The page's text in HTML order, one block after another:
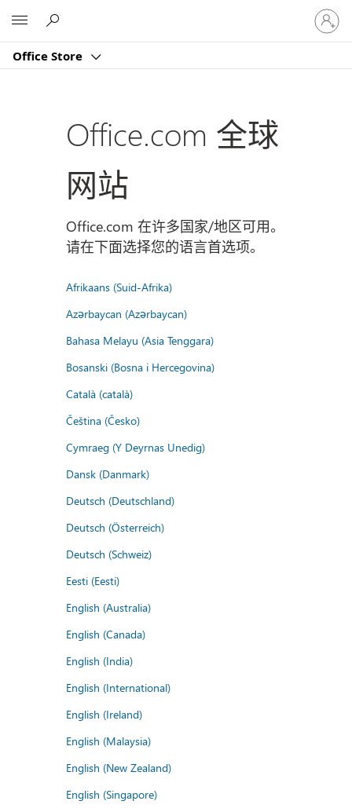
Office Store
请
登
录
Office.com 全球
网站
Office.com 在许多国家/地区可用。
请在下面选择您的语言首选项。
Afrikaans (Suid-Afrika)
Azərbaycan (Azərbaycan)
Bahasa Melayu (Asia Tenggara)
Bosanski (Bosna i Hercegovina)
Català (català)
Čeština (Česko)
Cymraeg (Y Deyrnas Unedig)
Dansk (Danmark)
Deutsch (Deutschland)
Deutsch (Österreich)
Deutsch (Schweiz)
Eesti (Eesti)
English (Australia)
English (Canada)
English (India)
English (International)
English (Ireland)
English (Malaysia)
English (New Zealand)
English (Singapore)